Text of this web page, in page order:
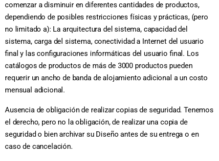
comenzar a disminuir en diferentes cantidades de productos,
dependiendo de posibles restricciones físicas y prácticas, (pero
no limitado a): La arquitectura del sistema, capacidad del
sistema, carga del sistema, conectividad a Internet del usuario
final y las configuraciones informáticas del usuario final. Los
catálogos de productos de más de 3000 productos pueden
requerir un ancho de banda de alojamiento adicional a un costo
mensual adicional.
Ausencia de obligación de realizar copias de seguridad. Tenemos
el derecho, pero no la obligación, de realizar una copia de
seguridad o bien archivar su Diseño antes de su entrega o en
caso de cancelación.